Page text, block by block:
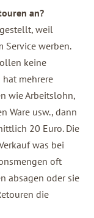
an?
weil
Service werben.
keine
mehrere
wie Arbeitslohn,
Ware usw., dann
20 Euro. Die
was bei
oft
absagen oder sie
die